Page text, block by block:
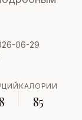
06-29
8
КАЛОРИИ
85